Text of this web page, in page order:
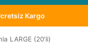
Kargo
LARGE (20’li)